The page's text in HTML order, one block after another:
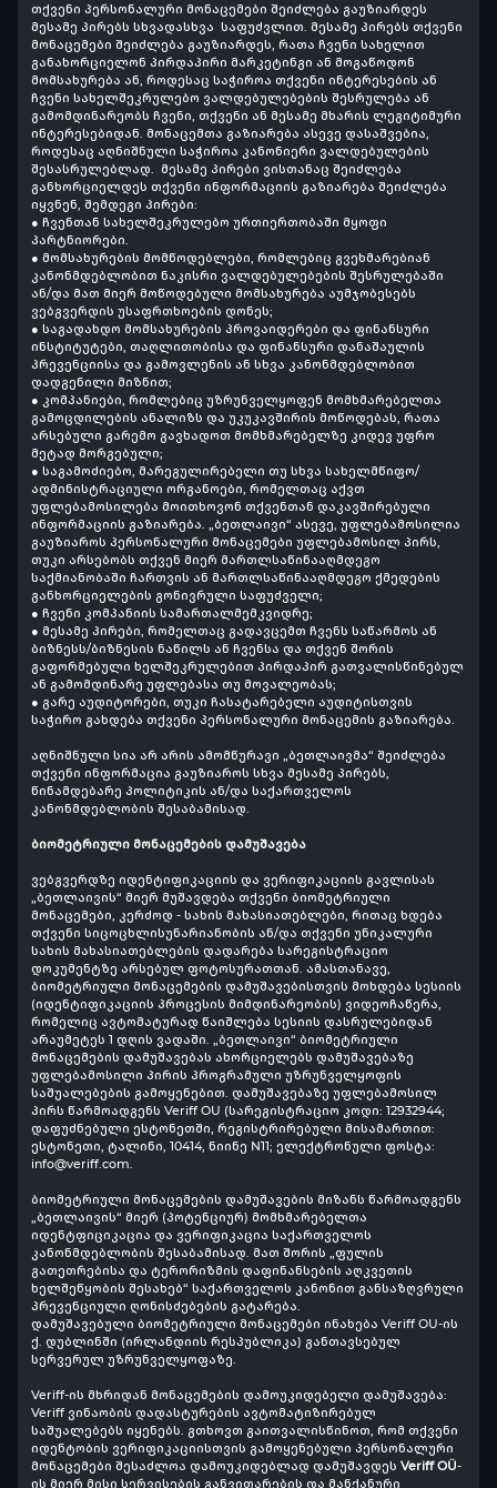
თქვენი პერსონალური მონაცემები შეიძლება გაუზიარდეს
მესამე პირებს სხვადასხვა საფუძვლით. მესამე პირებს თქვენი
მონაცემები შეიძლება გაუზიარდეს, რათა ჩვენი სახელით
განახორციელონ პირდაპირი მარკეტინგი ან მოგაწოდონ
მომსახურება ან, როდესაც საჭიროა თქვენი ინტერესების ან
ჩვენი სახელშეკრულებო ვალდებულებების შესრულება ან
გამომდინარეობს ჩვენი, თქვენი ან მესამე მხარის ლეგიტიმური
ინტერესებიდან. მონაცემთა გაზიარება ასევე დასაშვებია,
როდესაც აღნიშნული საჭიროა კანონიერი ვალდებულების
შესასრულებლად. მესამე პირები ვისთანაც შეიძლება
განხორციელდეს თქვენი ინფორმაციის გაზიარება შეიძლება
იყვნენ, შემდეგი პირები:
● ჩვენთან სახელშეკრულებო ურთიერთობაში მყოფი
პარტნიორები.
● მომსახურების მომწოდებლები, რომლებიც გვეხმარებიან
კანონმდებლობით ნაკისრი ვალდებულებების შესრულებაში
ან/და მათ მიერ მოწოდებული მომსახურება აუმჯობესებს
ვებგვერდის უსაფრთხოების დონეს;
● საგადახდო მომსახურების პროვაიდერები და ფინანსური
ინსტიტუტები, თაღლითობისა და ფინანსური დანაშაულის
პრევენციისა და გამოვლენის ან სხვა კანონმდებლობით
დადგენილი მიზნით;
● კომპანიები, რომლებიც უზრუნველყოფენ მომხმარებელთა
გამოცდილების ანალიზს და უკუკავშირის მოწოდებას, რათა
არსებული გარემო გავხადოთ მომხმარებელზე კიდევ უფრო
მეტად მორგებული;
● საგამოძიებო, მარეგულირებელი თუ სხვა სახელმწიფო/
ადმინისტრაციული ორგანოები, რომელთაც აქვთ
უფლებამოსილება მოითხოვონ თქვენთან დაკავშირებული
ინფორმაციის გაზიარება. „ბეთლაივი“ ასევე, უფლებამოსილია
გაუზიაროს პერსონალური მონაცემები უფლებამოსილ პირს,
თუკი არსებობს თქვენ მიერ მართლსაწინააღმდეგო
საქმიანობაში ჩართვის ან მართლსაწინააღმდეგო ქმედების
განხორციელების გონივრული საფუძველი;
● ჩვენი კომპანიის სამართალმემკვიდრე;
● მესამე პირები, რომელთაც გადავცემთ ჩვენს საწარმოს ან
ბიზნესს/ბიზნესის ნაწილს ან ჩვენსა და თქვენ შორის
გაფორმებული ხელშეკრულებით პირდაპირ გათვალისწინებულ
ან გამომდინარე უფლებასა თუ მოვალეობას;
● გარე აუდიტორები, თუკი ჩასატარებელი აუდიტისთვის
საჭირო გახდება თქვენი პერსონალური მონაცემის გაზიარება.
აღნიშნული სია არ არის ამომწურავი „ბეთლაივმა“ შეიძლება
თქვენი ინფორმაცია გაუზიაროს სხვა მესამე პირებს,
წინამდებარე პოლიტიკის ან/და საქართველოს
კანონმდებლობის შესაბამისად.
ბიომეტრიული მონაცემების დამუშავება
ვებგვერდზე იდენტიფიკაციის და ვერიფიკაციის გავლისას
„ბეთლაივის“ მიერ მუშავდება თქვენი ბიომეტრიული
მონაცემები, კერძოდ - სახის მახასიათებლები, რითაც ხდება
თქვენი სიცოცხლისუნარიანობის ან/და თქვენი უნიკალური
სახის მახასიათებლების დადარება სარეგისტრაციო
დოკუმენტზე არსებულ ფოტოსურათთან. ამასთანავე,
ბიომეტრიული მონაცემების დამუშავებისთვის მოხდება სესიის
(იდენტიფიკაციის პროცესის მიმდინარეობის) ვიდეოჩაწერა,
რომელიც ავტომატურად წაიშლება სესიის დასრულებიდან
არაუმეტეს 1 დღის ვადაში. „ბეთლაივი“ ბიომეტრიული
მონაცემების დამუშავებას ახორციელებს დამუშავებაზე
უფლებამოსილი პირის პროგრამული უზრუნველყოფის
საშუალებების გამოყენებით. დამუშავებაზე უფლებამოსილ
პირს წარმოადგენს Veriff OU (სარეგისტრაციო კოდი: 12932944;
დაფუძნებული ესტონეთში, რეგისტრირებული მისამართით:
ესტონეთი, ტალინი, 10414, ნიინე N11; ელექტრონული ფოსტა:
info@veriff.com.
ბიომეტრიული მონაცემების დამუშავების მიზანს წარმოადგენს
„ბეთლაივის“ მიერ (პოტენციურ) მომხმარებელთა
იდენტფიციკაცია და ვერიფიკაცია საქართველოს
კანონმდებლობის შესაბამისად. მათ შორის „ფულის
გათეთრებისა და ტერორიზმის დაფინანსების აღკვეთის
ხელშეწყობის შესახებ“ საქართველოს კანონით განსაზღვრული
პრევენციული ღონისძებების გატარება.
დამუშავებული ბიომეტრიული მონაცემები ინახება Veriff OU-ის
ქ. დუბლინში (ირლანდიის რესპუბლიკა) განთავსებულ
სერვერულ უზრუნველყოფაზე.
Veriff-ის მხრიდან მონაცემების დამოუკიდებელი დამუშავება:
Veriff ვინაობის დადასტურების ავტომატიზირებულ
საშუალებებს იყენებს. გთხოვთ გაითვალისწინოთ, რომ თქვენი
იდენტობის ვერიფიკაციისთვის გამოყენებული პერსონალური
მონაცემები შესაძლოა დამოუკიდებლად დამუშავდეს Veriff OÜ-
ის მიერ მისი სერვისების განვითარების და მანქანური